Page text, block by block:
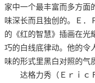
家中一个最丰富而多方面
味深长而且独创的。Ｅ．
的《红的智慧》插画在光
巧的白线底律动。他的令
味的形式里黑白对照的气
达格力秀（ＥｒｉｃＦ